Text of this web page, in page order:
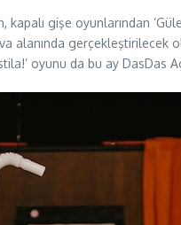
gişe oyunlarından ‘Güle
alanında
oyunu da bu ay DasDas